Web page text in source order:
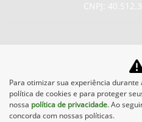
CNPJ:
No trânsito, enxergar o
salva vidas.
Para otimizar sua experiência durante
política de cookies e para proteger
nossa política de privacidade. Ao
concorda com nossas políticas.